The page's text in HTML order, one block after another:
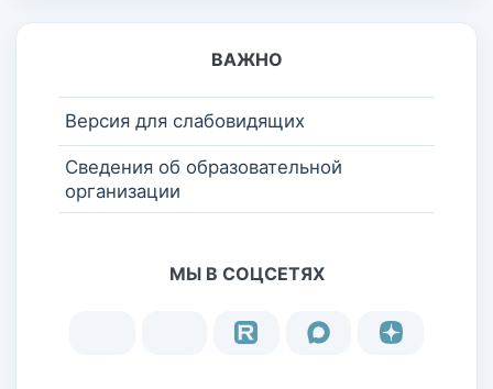
ВАЖНО
Версия для слабовидящих
Сведения об образовательной
организации
МЫ В СОЦСЕТЯХ